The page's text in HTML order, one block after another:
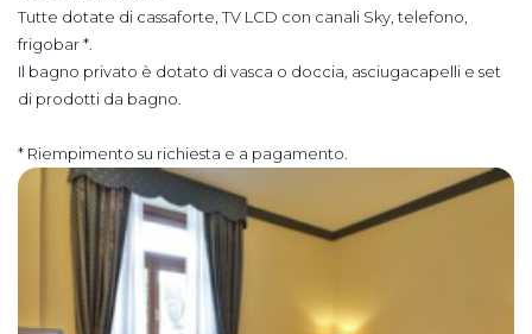
Tutte dotate di cassaforte, TV LCD con canali Sky, telefono,
frigobar *.
Il bagno privato è dotato di vasca o doccia, asciugacapelli e set
di prodotti da bagno.
* Riempimento su richiesta e a pagamento.